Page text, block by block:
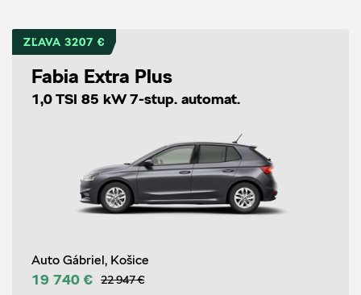
ZĽAVA 3207 €
Fabia Extra Plus
1,0 TSI 85 kW 7-stup. automat.
Auto Gábriel, Košice
19 740 € 22 947 €